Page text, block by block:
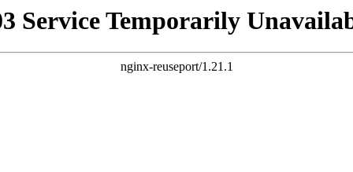
Service Temporarily
nginx-reuseport/1.21.1